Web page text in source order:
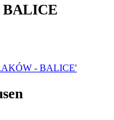
- BALICE'